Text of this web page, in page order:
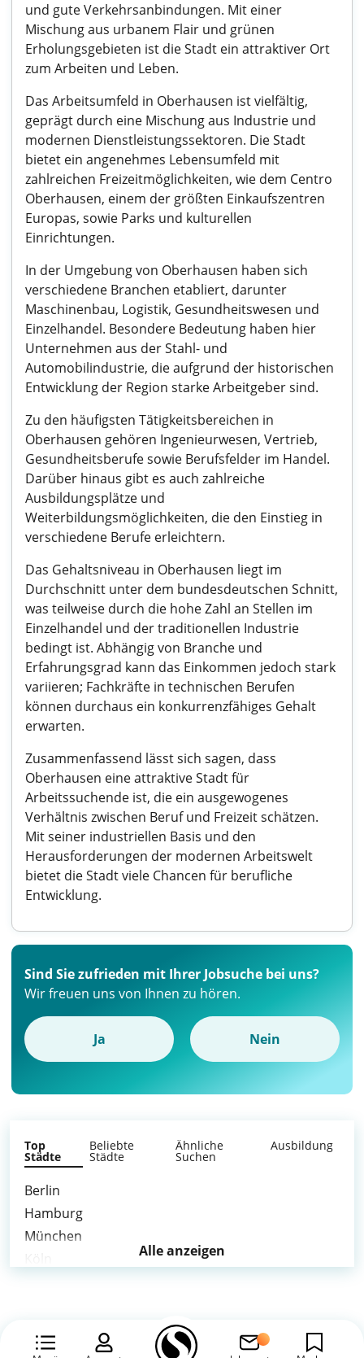
und gute Verkehrsanbindungen. Mit einer
Mischung aus urbanem Flair und grünen
Erholungsgebieten ist die Stadt ein attraktiver Ort
zum Arbeiten und Leben.
Das Arbeitsumfeld in Oberhausen ist vielfältig,
geprägt durch eine Mischung aus Industrie und
modernen Dienstleistungssektoren. Die Stadt
bietet ein angenehmes Lebensumfeld mit
zahlreichen Freizeitmöglichkeiten, wie dem Centro
Oberhausen, einem der größten Einkaufszentren
Europas, sowie Parks und kulturellen
Einrichtungen.
In der Umgebung von Oberhausen haben sich
verschiedene Branchen etabliert, darunter
Maschinenbau, Logistik, Gesundheitswesen und
Einzelhandel. Besondere Bedeutung haben hier
Unternehmen aus der Stahl- und
Automobilindustrie, die aufgrund der historischen
Entwicklung der Region starke Arbeitgeber sind.
Zu den häufigsten Tätigkeitsbereichen in
Oberhausen gehören Ingenieurwesen, Vertrieb,
Gesundheitsberufe sowie Berufsfelder im Handel.
Darüber hinaus gibt es auch zahlreiche
Ausbildungsplätze und
Weiterbildungsmöglichkeiten, die den Einstieg in
verschiedene Berufe erleichtern.
Das Gehaltsniveau in Oberhausen liegt im
Durchschnitt unter dem bundesdeutschen Schnitt,
was teilweise durch die hohe Zahl an Stellen im
Einzelhandel und der traditionellen Industrie
bedingt ist. Abhängig von Branche und
Erfahrungsgrad kann das Einkommen jedoch stark
variieren; Fachkräfte in technischen Berufen
können durchaus ein konkurrenzfähiges Gehalt
erwarten.
Zusammenfassend lässt sich sagen, dass
Oberhausen eine attraktive Stadt für
Arbeitssuchende ist, die ein ausgewogenes
Verhältnis zwischen Beruf und Freizeit schätzen.
Mit seiner industriellen Basis und den
Herausforderungen der modernen Arbeitswelt
bietet die Stadt viele Chancen für berufliche
Entwicklung.
Sind Sie zufrieden mit Ihrer Jobsuche bei uns?
Wir freuen uns von Ihnen zu hören.
Ja Nein
Top
Städte
Beliebte
Städte
Ähnliche
Suchen
Ausbildung
Berlin
Hamburg
München
Leipzig
Alle anzeigen